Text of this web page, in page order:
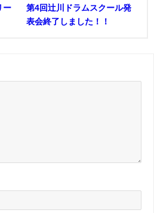
ー
第4回辻川ドラムスクール発
表会終了しました！！